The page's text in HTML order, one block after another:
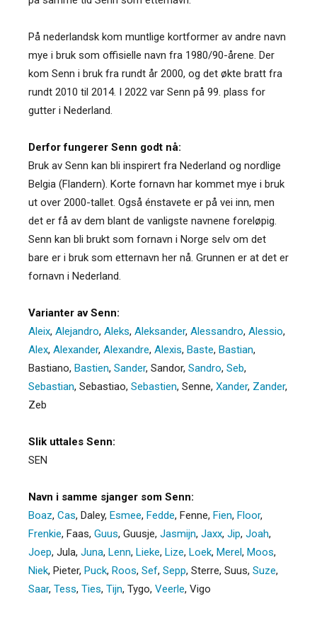
På nederlandsk kom muntlige kortformer av andre navn
mye i bruk som offisielle navn fra 1980/90-årene. Der
kom Senn i bruk fra rundt år 2000, og det økte bratt fra
rundt 2010 til 2014. I 2022 var Senn på 99. plass for
gutter i Nederland.
Derfor fungerer Senn godt nå:
Bruk av Senn kan bli inspirert fra Nederland og nordlige
Belgia (Flandern). Korte fornavn har kommet mye i bruk
ut over 2000-tallet. Også énstavete er på vei inn, men
det er få av dem blant de vanligste navnene foreløpig.
Senn kan bli brukt som fornavn i Norge selv om det
bare er i bruk som etternavn her nå. Grunnen er at det er
fornavn i Nederland.
Varianter av Senn:
Aleix, Alejandro, Aleks, Aleksander, Alessandro, Alessio,
Alex, Alexander, Alexandre, Alexis, Baste, Bastian,
Bastiano, Bastien, Sander, Sandor, Sandro, Seb,
Sebastian, Sebastiao, Sebastien, Senne, Xander, Zander,
Zeb
Slik uttales Senn:
SEN
Navn i samme sjanger som Senn:
Boaz, Cas, Daley, Esmee, Fedde, Fenne, Fien, Floor,
Frenkie, Faas, Guus, Guusje, Jasmijn, Jaxx, Jip, Joah,
Joep, Jula, Juna, Lenn, Lieke, Lize, Loek, Merel, Moos,
Niek, Pieter, Puck, Roos, Sef, Sepp, Sterre, Suus, Suze,
Saar, Tess, Ties, Tijn, Tygo, Veerle, Vigo